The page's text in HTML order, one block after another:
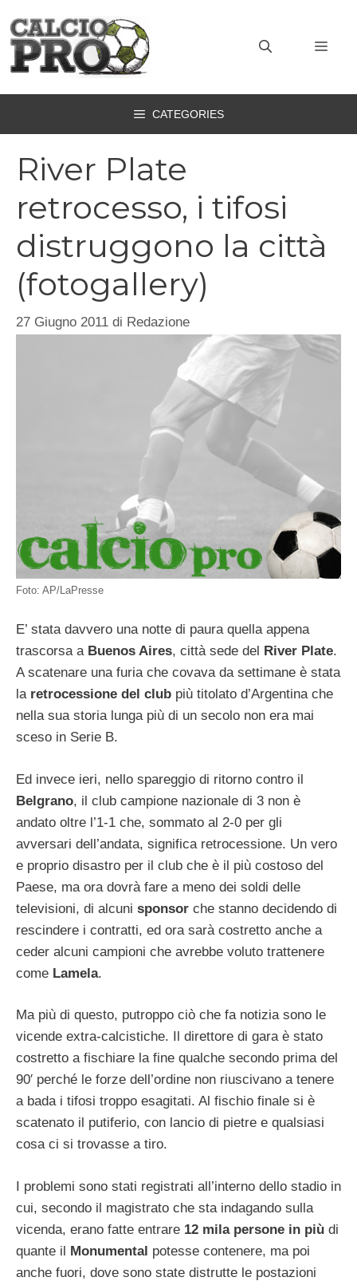
contenuto
CATEGORIES
River Plate
retrocesso, i tifosi
distruggono la città
(fotogallery)
27 Giugno 2011 di Redazione
Foto: AP/LaPresse
E’ stata davvero una notte di paura quella appena
trascorsa a Buenos Aires, città sede del River Plate.
A scatenare una furia che covava da settimane è stata
la retrocessione del club più titolato d’Argentina che
nella sua storia lunga più di un secolo non era mai
sceso in Serie B.
Ed invece ieri, nello spareggio di ritorno contro il
Belgrano, il club campione nazionale di 3 non è
andato oltre l’1-1 che, sommato al 2-0 per gli
avversari dell’andata, significa retrocessione. Un vero
e proprio disastro per il club che è il più costoso del
Paese, ma ora dovrà fare a meno dei soldi delle
televisioni, di alcuni sponsor che stanno decidendo di
rescindere i contratti, ed ora sarà costretto anche a
ceder alcuni campioni che avrebbe voluto trattenere
come Lamela.
Ma più di questo, putroppo ciò che fa notizia sono le
vicende extra-calcistiche. Il direttore di gara è stato
costretto a fischiare la fine qualche secondo prima del
90′ perché le forze dell’ordine non riuscivano a tenere
a bada i tifosi troppo esagitati. Al fischio finale si è
scatenato il putiferio, con lancio di pietre e qualsiasi
cosa ci si trovasse a tiro.
I problemi sono stati registrati all’interno dello stadio in
cui, secondo il magistrato che sta indagando sulla
vicenda, erano fatte entrare 12 mila persone in più di
quante il Monumental potesse contenere, ma poi
anche fuori, dove sono state distrutte le postazioni